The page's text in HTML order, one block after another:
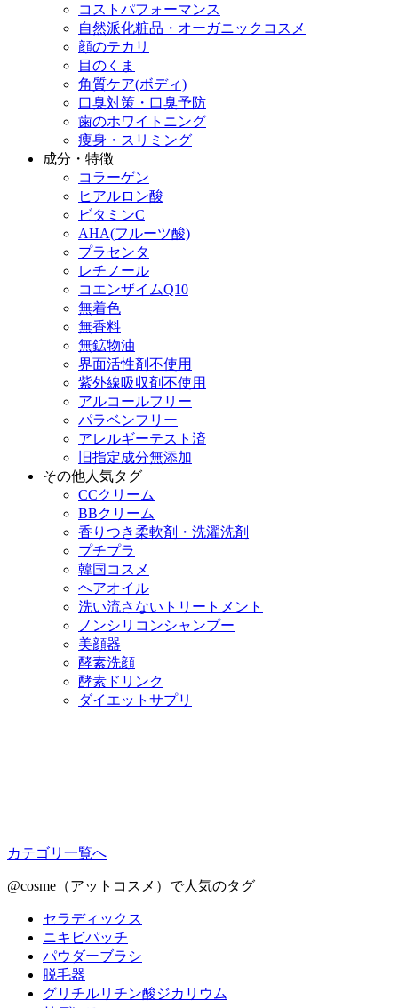
コストパフォーマンス
自然派化粧品・オーガニックコスメ
顔のテカリ
目のくま
角質ケア(ボディ)
口臭対策・口臭予防
歯のホワイトニング
痩身・スリミング
成分・特徴
コラーゲン
ヒアルロン酸
ビタミンC
AHA(フルーツ酸)
プラセンタ
レチノール
コエンザイムQ10
無着色
無香料
無鉱物油
界面活性剤不使用
紫外線吸収剤不使用
アルコールフリー
パラベンフリー
アレルギーテスト済
旧指定成分無添加
その他人気タグ
CCクリーム
BBクリーム
香りつき柔軟剤・洗濯洗剤
プチプラ
韓国コスメ
ヘアオイル
洗い流さないトリートメント
ノンシリコンシャンプー
美顔器
酵素洗顔
酵素ドリンク
ダイエットサプリ
カテゴリ一覧へ
@cosme（アットコスメ）で人気のタグ
セラディックス
ニキビパッチ
パウダーブラシ
脱毛器
グリチルリチン酸ジカリウム